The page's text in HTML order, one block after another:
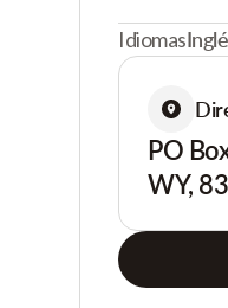
Idiomas
PO
WY,